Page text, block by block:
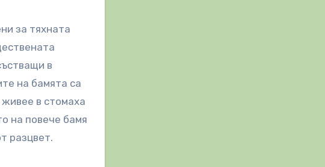
за тяхната
в
на бамята са
в стомаха
на повече бамя
разцвет.